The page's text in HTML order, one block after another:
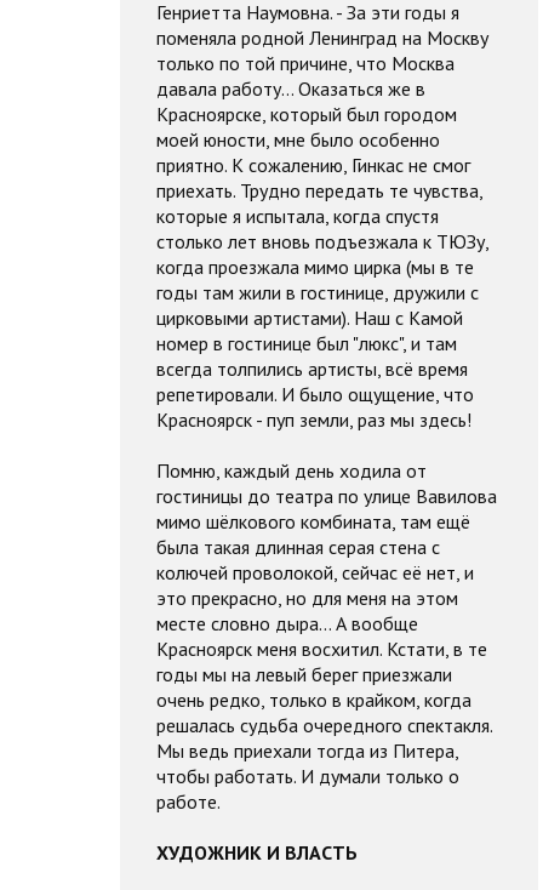
Генриетта Наумовна. - За эти годы я
поменяла родной Ленинград на Москву
только по той причине, что Москва
давала работу... Оказаться же в
Красноярске, который был городом
моей юности, мне было особенно
приятно. К сожалению, Гинкас не смог
приехать. Трудно передать те чувства,
которые я испытала, когда спустя
столько лет вновь подъезжала к ТЮЗу,
когда проезжала мимо цирка (мы в те
годы там жили в гостинице, дружили с
цирковыми артистами). Наш с Камой
номер в гостинице был "люкс", и там
всегда толпились артисты, всё время
репетировали. И было ощущение, что
Красноярск - пуп земли, раз мы здесь!
Помню, каждый день ходила от
гостиницы до театра по улице Вавилова
мимо шёлкового комбината, там ещё
была такая длинная серая стена с
колючей проволокой, сейчас её нет, и
это прекрасно, но для меня на этом
месте словно дыра... А вообще
Красноярск меня восхитил. Кстати, в те
годы мы на левый берег приезжали
очень редко, только в крайком, когда
решалась судьба очередного спектакля.
Мы ведь приехали тогда из Питера,
чтобы работать. И думали только о
работе.
ХУДОЖНИК И ВЛАСТЬ